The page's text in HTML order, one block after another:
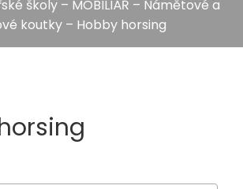
školy – MOBILIÁŘ – Námětové a
koutky – Hobby horsing